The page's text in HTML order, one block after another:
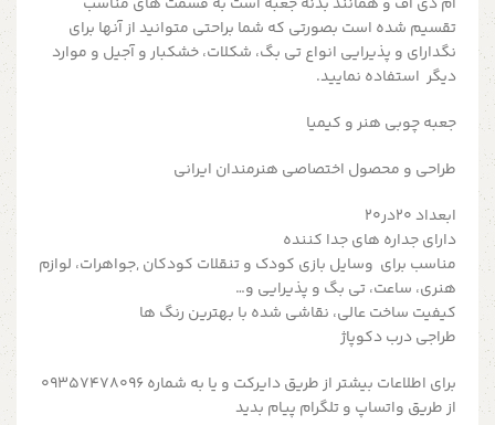
ام دی اف و همانند بدنه جعبه است به قسمت های مناسب
تقسیم شده است بصورتی که شما براحتی متوانید از آنها برای
نگدارای و پذیرایی انواع تی بگ، شکلات، خشکبار و آجیل و موارد
دیگر استفاده نمایید.
جعبه چوبی هنر و کیمیا
طراحی و محصول اختصاصی هنرمندان ایرانی
ابعداد ۲۰در۲۰
دارای جداره های جدا کننده
مناسب برای وسایل بازی کودک و تنقلات کودکان ,جواهرات، لوازم
هنری، ساعت، تی بگ و پذیرایی و…
کیفیت ساخت عالی، نقاشی شده با بهترین رنگ ها
طراجی درب دکوپاژ
برای اطلاعات بیشتر از طریق دایرکت و یا به شماره 09357478096
از طریق واتساپ و تلگرام پیام بدید